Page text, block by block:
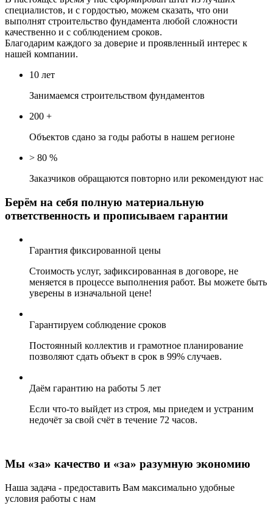
специалистов, и с гордостью, можем сказать, что они
выполнят строительство фундамента любой сложности
качественно и с соблюдением сроков.
Благодарим каждого за доверие и проявленный интерес к
нашей компании.
10 лет
Занимаемся строительством фундаментов
200 +
Объектов сдано за годы работы в нашем регионе
> 80 %
Заказчиков обращаются повторно или рекомендуют нас
Берём на себя полную материальную
ответственность и прописываем гарантии
Гарантия фиксированной цены
Стоимость услуг, зафиксированная в договоре, не
меняется в процессе выполнения работ. Вы можете быть
уверены в изначальной цене!
Гарантируем соблюдение сроков
Постоянный коллектив и грамотное планирование
позволяют сдать объект в срок в 99% случаев.
Даём гарантию на работы 5 лет
Если что-то выйдет из строя, мы приедем и устраним
недочёт за свой счёт в течение 72 часов.
Мы «за» качество и «за» разумную экономию
Наша задача - предоставить Вам максимально удобные
условия работы с нам